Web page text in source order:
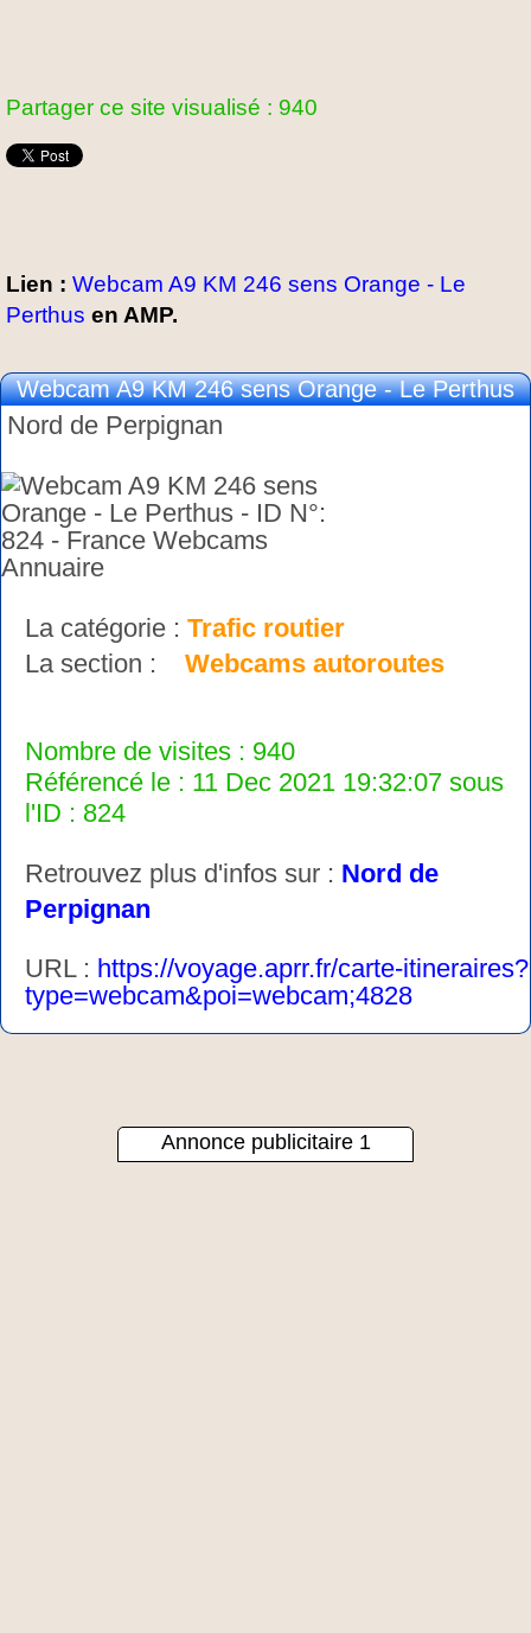
Partager ce site visualisé : 940
Lien : Webcam A9 KM 246 sens Orange - Le
Perthus en AMP.
Webcam A9 KM 246 sens Orange - Le Perthus
Nord de Perpignan
La catégorie : Trafic routier
La section : Webcams autoroutes
Nombre de visites : 940
Référencé le : 11 Dec 2021 19:32:07 sous
l'ID : 824
Retrouvez plus d'infos sur : Nord de
Perpignan
URL : https://voyage.aprr.fr/carte-itineraires?
type=webcam&poi=webcam;4828
Annonce publicitaire 1